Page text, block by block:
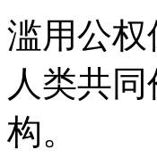
滥用公
人类共
构。